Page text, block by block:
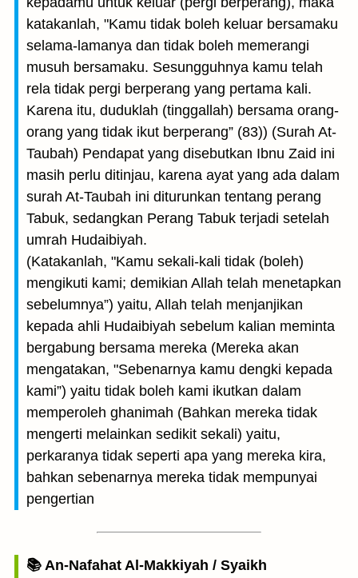
katakanlah, "Kamu tidak boleh keluar bersamaku
selama-lamanya dan tidak boleh memerangi
musuh bersamaku. Sesungguhnya kamu telah
rela tidak pergi berperang yang pertama kali.
Karena itu, duduklah (tinggallah) bersama orang-
orang yang tidak ikut berperang” (83)) (Surah At-
Taubah) Pendapat yang disebutkan Ibnu Zaid ini
masih perlu ditinjau, karena ayat yang ada dalam
surah At-Taubah ini diturunkan tentang perang
Tabuk, sedangkan Perang Tabuk terjadi setelah
umrah Hudaibiyah.
(Katakanlah, "Kamu sekali-kali tidak (boleh)
mengikuti kami; demikian Allah telah menetapkan
sebelumnya”) yaitu, Allah telah menjanjikan
kepada ahli Hudaibiyah sebelum kalian meminta
bergabung bersama mereka (Mereka akan
mengatakan, "Sebenarnya kamu dengki kepada
kami”) yaitu tidak boleh kami ikutkan dalam
memperoleh ghanimah (Bahkan mereka tidak
mengerti melainkan sedikit sekali) yaitu,
perkaranya tidak seperti apa yang mereka kira,
bahkan sebenarnya mereka tidak mempunyai
pengertian
📚 An-Nafahat Al-Makkiyah / Syaikh